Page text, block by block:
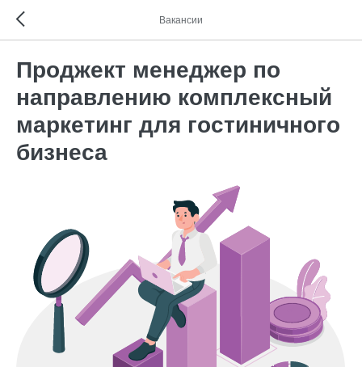
Вакансии
Проджект менеджер по
направлению комплексный
маркетинг для гостиничного
бизнеса